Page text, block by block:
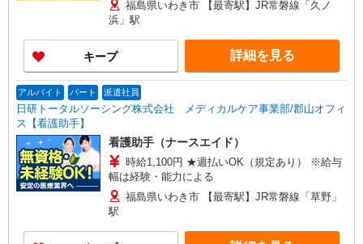
福島県いわき市 【最寄駅】JR常磐線「久ノ
浜」駅
キープ 詳細を見る
アルバイト パート 派遣社員
日研トータルソーシング株式会社 メディカルケア事業部/郡山オフィ
ス【看護助手】
看護助手（ナースエイド）
時給1,100円 ★週払いOK（規定あり） ※給与
幅は経験・能力による
福島県いわき市 【最寄駅】JR常磐線「草野」
駅